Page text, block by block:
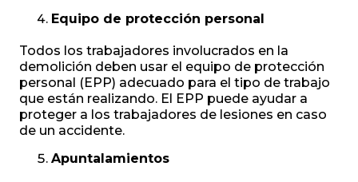
Equipo de protección personal
Todos los trabajadores involucrados en la
demolición deben usar el equipo de protección
personal (EPP) adecuado para el tipo de trabajo
que están realizando. El EPP puede ayudar a
proteger a los trabajadores de lesiones en caso
de un accidente.
Apuntalamientos